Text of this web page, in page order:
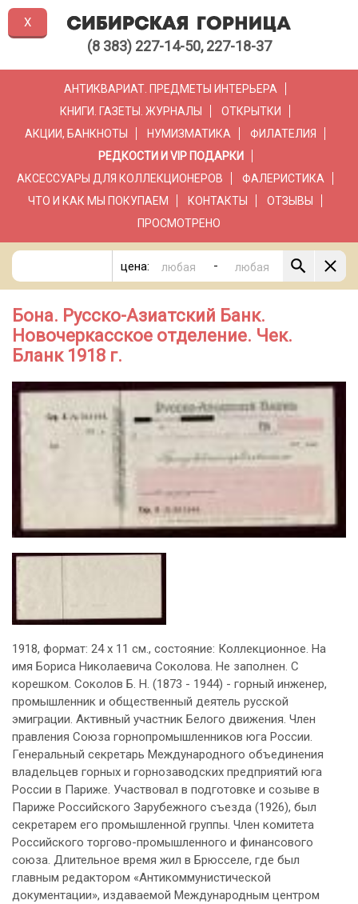
(8 383) 227-14-50, 227-18-37
АНТИКВАРИАТ. ПРЕДМЕТЫ ИНТЕРЬЕРА
КНИГИ. ГАЗЕТЫ. ЖУРНАЛЫ
ОТКРЫТКИ
АКЦИИ, БАНКНОТЫ
НУМИЗМАТИКА
ФИЛАТЕЛИЯ
РЕДКОСТИ И VIP ПОДАРКИ
АКСЕССУАРЫ ДЛЯ КОЛЛЕКЦИОНЕРОВ
ФАЛЕРИСТИКА
ЧТО И КАК МЫ ПОКУПАЕМ
КОНТАКТЫ
ОТЗЫВЫ
ПРОСМОТРЕНО
цена: -
Бона. Русско-Азиатский Банк.
Новочеркасское отделение. Чек.
Бланк 1918 г.
1918, формат: 24 х 11 см., состояние: Коллекционное. На
имя Бориса Николаевича Соколова. Не заполнен. С
корешком. Соколов Б. Н. (1873 - 1944) - горный инженер,
промышленник и общественный деятель русской
эмиграции. Активный участник Белого движения. Член
правления Союза горнопромышленников юга России.
Генеральный секретарь Международного объединения
владельцев горных и горнозаводских предприятий юга
России в Париже. Участвовал в подготовке и созыве в
Париже Российского Зарубежного съезда (1926), был
секретарем его промышленной группы. Член комитета
Российского торгово-промышленного и финансового
союза. Длительное время жил в Брюсселе, где был
главным редактором «Антикоммунистической
документации», издаваемой Международным центром
X